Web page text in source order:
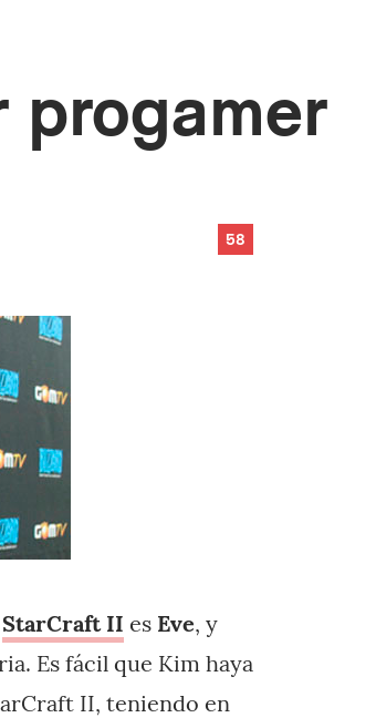
progamer
58
StarCraft II es Eve, y
Es fácil que Kim haya
II, teniendo en